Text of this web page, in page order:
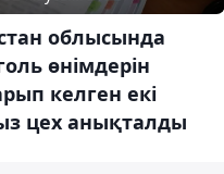
облысында
өнімдерін
келген екі
цех анықталды